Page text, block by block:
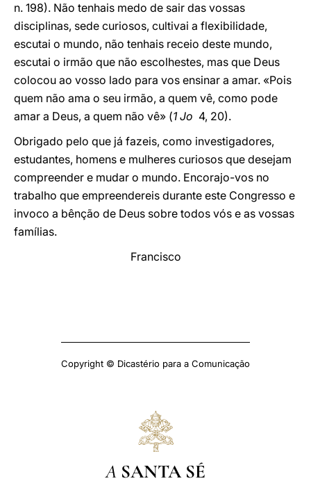
n. 198). Não tenhais medo de sair das vossas
disciplinas, sede curiosos, cultivai a flexibilidade,
escutai o mundo, não tenhais receio deste mundo,
escutai o irmão que não escolhestes, mas que Deus
colocou ao vosso lado para vos ensinar a amar. «Pois
quem não ama o seu irmão, a quem vê, como pode
amar a Deus, a quem não vê» (1 Jo 4, 20).
Obrigado pelo que já fazeis, como investigadores,
estudantes, homens e mulheres curiosos que desejam
compreender e mudar o mundo. Encorajo-vos no
trabalho que empreendereis durante este Congresso e
invoco a bênção de Deus sobre todos vós e as vossas
famílias.
Francisco
Copyright © Dicastério para a Comunicação
A SANTA SÉ